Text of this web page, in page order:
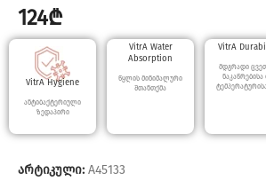
124₾
VitrA Hygiene
ანტიბაქტერიული
ზედაპირი
VitrA Water
Absorption
წყლის მინიმალური
შთანთქმა
VitrA
მდგრადი
ნაკაწრებისა
არტიკული: A45133